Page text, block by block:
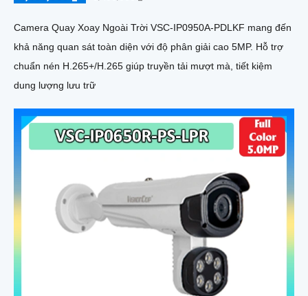
Camera Quay Xoay Ngoài Trời VSC-IP0950A-PDLKF mang đến
khả năng quan sát toàn diện với độ phân giải cao 5MP. Hỗ trợ
chuẩn nén H.265+/H.265 giúp truyền tải mượt mà, tiết kiệm
dung lượng lưu trữ